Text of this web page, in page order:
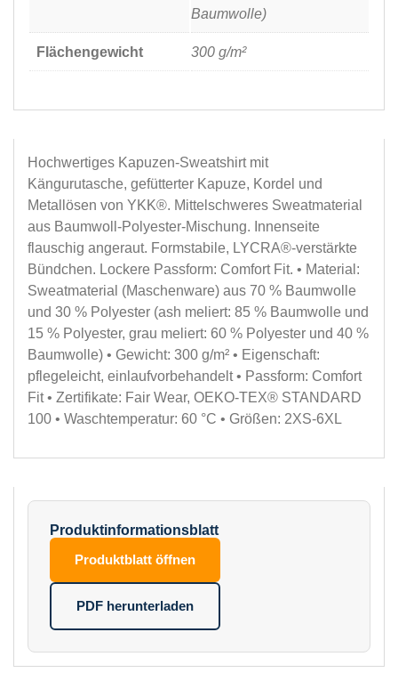
Baumwolle)
Flächengewicht 300 g/m²
Hochwertiges Kapuzen-Sweatshirt mit
Kängurutasche, gefütterter Kapuze, Kordel und
Metallösen von YKK®. Mittelschweres Sweatmaterial
aus Baumwoll-Polyester-Mischung. Innenseite
flauschig angeraut. Formstabile, LYCRA®-verstärkte
Bündchen. Lockere Passform: Comfort Fit. • Material:
Sweatmaterial (Maschenware) aus 70 % Baumwolle
und 30 % Polyester (ash meliert: 85 % Baumwolle und
15 % Polyester, grau meliert: 60 % Polyester und 40 %
Baumwolle) • Gewicht: 300 g/m² • Eigenschaft:
pflegeleicht, einlaufvorbehandelt • Passform: Comfort
Fit • Zertifikate: Fair Wear, OEKO-TEX® STANDARD
100 • Waschtemperatur: 60 °C • Größen: 2XS-6XL
Produktinformationsblatt
Produktblatt öffnen
PDF herunterladen